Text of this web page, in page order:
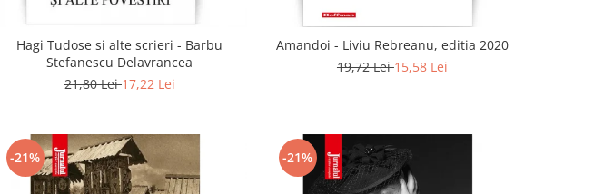
Hagi Tudose si alte scrieri - Barbu
Stefanescu Delavrancea
21,80 Lei17,22 Lei
Amandoi - Liviu Rebreanu, editia 2020
19,72 Lei15,58 Lei
-21% -21%